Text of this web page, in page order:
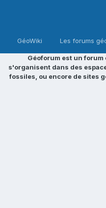
GéoWiki Les forums
Géoforum est un
s'organisent dans des
fossiles, ou encore de sites